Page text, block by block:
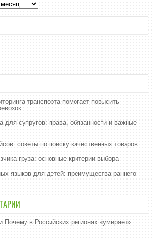
транспорта помогает повысить
для супругов: права, обязанности и важные
советы по поиску качественных товаров
груза: основные критерии выбора
языков для детей: преимущества раннего
Почему в Российских регионах «умирает»